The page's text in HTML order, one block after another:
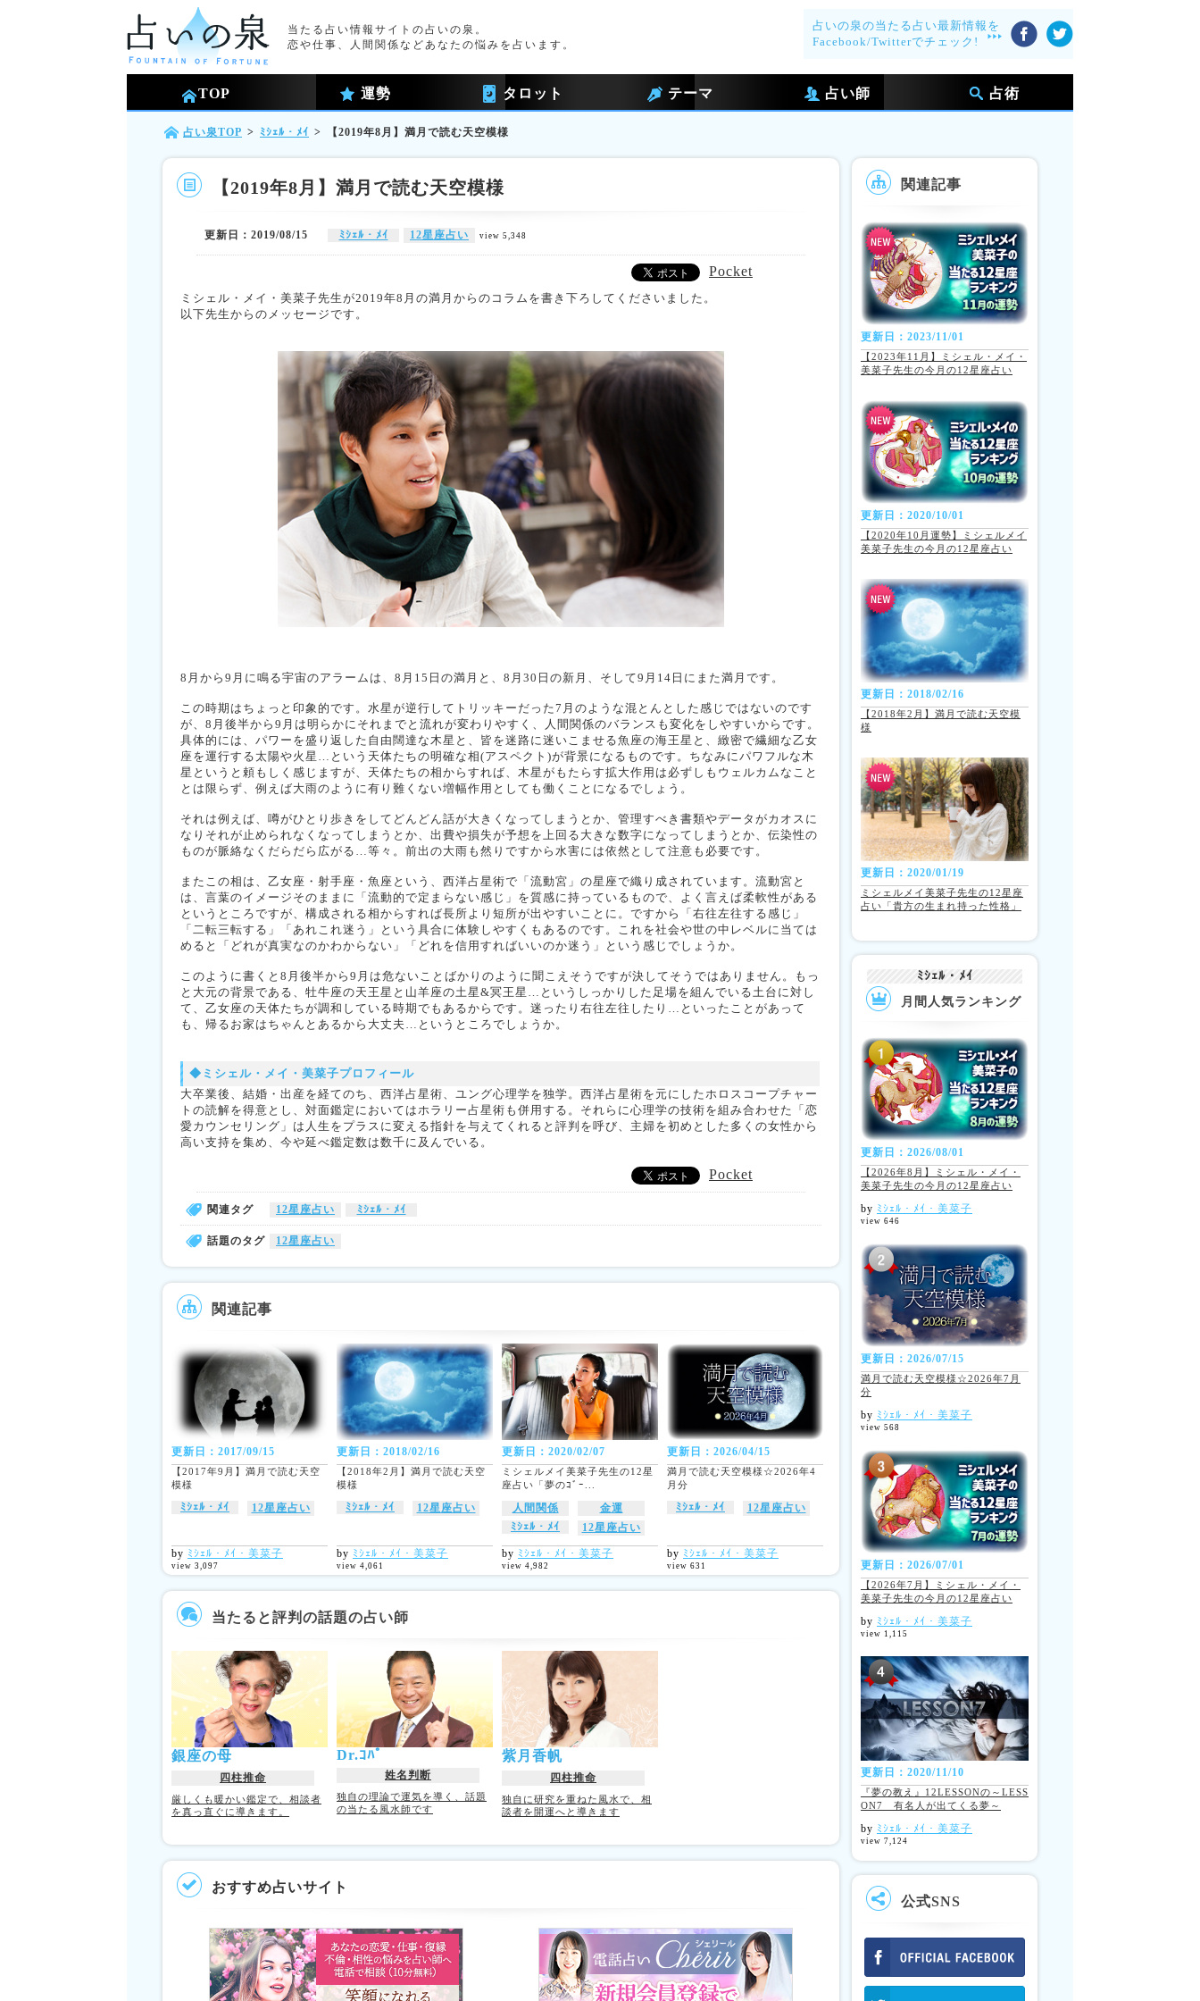
当たる占い情報サイトの占いの泉。
恋や仕事、人間関係などあなたの悩みを占います。
占いの泉の当たる占い最新情報を
Facebook/Twitterでチェック!
TOP 運勢 タロット テーマ 占い師 占術
占い泉TOP > ﾐｼｪﾙ・ﾒｲ > 【2019年8月】満月で読む天空模様
【2019年8月】満月で読む天空模様
更新日：2019/08/15 ﾐｼｪﾙ・ﾒｲ 12星座占い view 5,348
Pocket
ミシェル・メイ・美菜子先生が2019年8月の満月からのコラムを書き下ろしてくださいました。
以下先生からのメッセージです。
8月から9月に鳴る宇宙のアラームは、8月15日の満月と、8月30日の新月、そして9月14日にまた満月です。
この時期はちょっと印象的です。水星が逆行してトリッキーだった7月のような混とんとした感じではないのです
が、8月後半から9月は明らかにそれまでと流れが変わりやすく、人間関係のバランスも変化をしやすいからです。
具体的には、パワーを盛り返した自由闊達な木星と、皆を迷路に迷いこませる魚座の海王星と、緻密で繊細な乙女
座を運行する太陽や火星…という天体たちの明確な相(アスペクト)が背景になるものです。ちなみにパワフルな木
星というと頼もしく感じますが、天体たちの相からすれば、木星がもたらす拡大作用は必ずしもウェルカムなこと
とは限らず、例えば大雨のように有り難くない増幅作用としても働くことになるでしょう。
それは例えば、噂がひとり歩きをしてどんどん話が大きくなってしまうとか、管理すべき書類やデータがカオスに
なりそれが止められなくなってしまうとか、出費や損失が予想を上回る大きな数字になってしまうとか、伝染性の
ものが脈絡なくだらだら広がる…等々。前出の大雨も然りですから水害には依然として注意も必要です。
またこの相は、乙女座・射手座・魚座という、西洋占星術で「流動宮」の星座で織り成されています。流動宮と
は、言葉のイメージそのままに「流動的で定まらない感じ」を質感に持っているもので、よく言えば柔軟性がある
というところですが、構成される相からすれば長所より短所が出やすいことに。ですから「右往左往する感じ」
「二転三転する」「あれこれ迷う」という具合に体験しやすくもあるのです。これを社会や世の中レベルに当ては
めると「どれが真実なのかわからない」「どれを信用すればいいのか迷う」という感じでしょうか。
このように書くと8月後半から9月は危ないことばかりのように聞こえそうですが決してそうではありません。もっ
と大元の背景である、牡牛座の天王星と山羊座の土星&冥王星…というしっかりした足場を組んでいる土台に対し
て、乙女座の天体たちが調和している時期でもあるからです。迷ったり右往左往したり…といったことがあって
も、帰るお家はちゃんとあるから大丈夫…というところでしょうか。
◆ミシェル・メイ・美菜子プロフィール
大卒業後、結婚・出産を経てのち、西洋占星術、ユング心理学を独学。西洋占星術を元にしたホロスコープチャー
トの読解を得意とし、対面鑑定においてはホラリー占星術も併用する。それらに心理学の技術を組み合わせた「恋
愛カウンセリング」は人生をプラスに変える指針を与えてくれると評判を呼び、主婦を初めとした多くの女性から
高い支持を集め、今や延べ鑑定数は数千に及んでいる。
Pocket
関連タグ 12星座占い ﾐｼｪﾙ・ﾒｲ
話題のタグ 12星座占い
関連記事
更新日：2017/09/15
【2017年9月】満月で読む天空
模様
ﾐｼｪﾙ・ﾒｲ 12星座占い
by ﾐｼｪﾙ・ﾒｲ・美菜子
view 3,097
更新日：2018/02/16
【2018年2月】満月で読む天空
模様
ﾐｼｪﾙ・ﾒｲ 12星座占い
by ﾐｼｪﾙ・ﾒｲ・美菜子
view 4,061
更新日：2020/02/07
ミシェルメイ美菜子先生の12星
座占い「夢のｺﾞｰ...
人間関係
金運
ﾐｼｪﾙ・ﾒｲ
12星座占い
by ﾐｼｪﾙ・ﾒｲ・美菜子
view 4,982
更新日：2026/04/15
満月で読む天空模様☆2026年4
月分
ﾐｼｪﾙ・ﾒｲ 12星座占い
by ﾐｼｪﾙ・ﾒｲ・美菜子
view 631
当たると評判の話題の占い師
銀座の母
四柱推命
厳しくも暖かい鑑定で、相談者
を真っ直ぐに導きます。
Dr.ｺﾊﾟ
姓名判断
独自の理論で運気を導く、話題
の当たる風水師です
紫月香帆
四柱推命
独自に研究を重ねた風水で、相
談者を開運へと導きます
おすすめ占いサイト
関連記事
更新日：2023/11/01
【2023年11月】ミシェル・メイ・
美菜子先生の今月の12星座占い
更新日：2020/10/01
【2020年10月運勢】ミシェルメイ
美菜子先生の今月の12星座占い
更新日：2018/02/16
【2018年2月】満月で読む天空模
様
更新日：2020/01/19
ミシェルメイ美菜子先生の12星座
占い「貴方の生まれ持った性格」
ﾐｼｪﾙ・ﾒｲ
月間人気ランキング
更新日：2026/08/01
【2026年8月】ミシェル・メイ・
美菜子先生の今月の12星座占い
by ﾐｼｪﾙ・ﾒｲ・美菜子
view 646
更新日：2026/07/15
満月で読む天空模様☆2026年7月
分
by ﾐｼｪﾙ・ﾒｲ・美菜子
view 568
更新日：2026/07/01
【2026年7月】ミシェル・メイ・
美菜子先生の今月の12星座占い
by ﾐｼｪﾙ・ﾒｲ・美菜子
view 1,115
更新日：2020/11/10
『夢の教え』12LESSONの～LESS
ON7 有名人が出てくる夢～
by ﾐｼｪﾙ・ﾒｲ・美菜子
view 7,124
公式SNS